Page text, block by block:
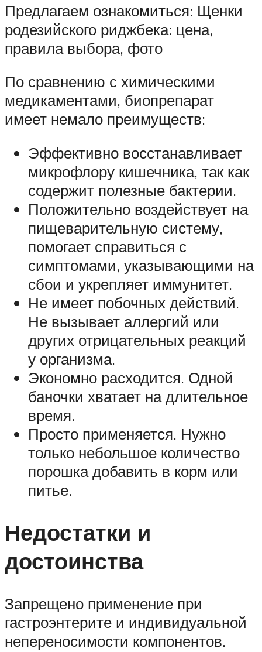
Предлагаем ознакомиться: Щенки
родезийского риджбека: цена,
правила выбора, фото
По сравнению с химическими
медикаментами, биопрепарат
имеет немало преимуществ:
Эффективно восстанавливает
микрофлору кишечника, так как
содержит полезные бактерии.
Положительно воздействует на
пищеварительную систему,
помогает справиться с
симптомами, указывающими на
сбои и укрепляет иммунитет.
Не имеет побочных действий.
Не вызывает аллергий или
других отрицательных реакций
у организма.
Экономно расходится. Одной
баночки хватает на длительное
время.
Просто применяется. Нужно
только небольшое количество
порошка добавить в корм или
питье.
Недостатки и
достоинства
Запрещено применение при
гастроэнтерите и индивидуальной
непереносимости компонентов.